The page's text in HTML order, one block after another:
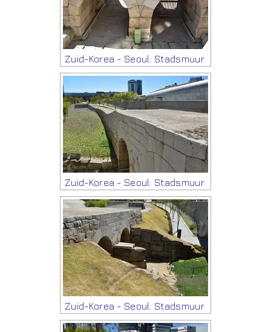
Zuid-Korea - Seoul: Stadsmuur
Zuid-Korea - Seoul: Stadsmuur
Zuid-Korea - Seoul: Stadsmuur